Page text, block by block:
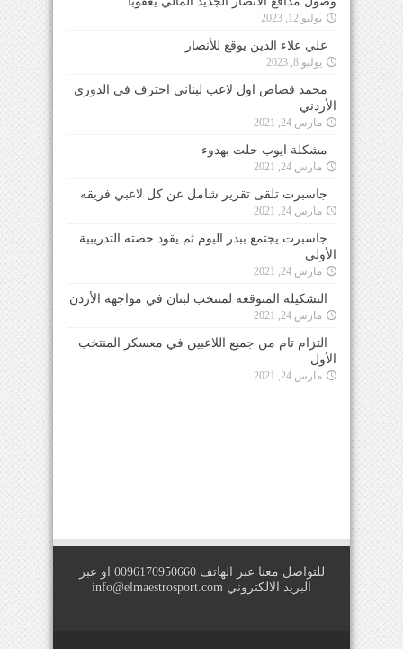
يوليو 12, 2023
علي علاء الدين يوقع للأنصار
يوليو 8, 2023
محمد قصاص اول لاعب لبناني احترف في الدوري
الأردني
مارس 24, 2021
مشكلة ايوب حلت بهدوء
مارس 24, 2021
جاسبرت تلقى تقرير شامل عن كل لاعبي فريقه
مارس 24, 2021
جاسبرت يجتمع ببدر اليوم ثم يقود حصته التدريبية
الأولى
مارس 24, 2021
التشكيلة المتوقعة لمنتخب لبنان في مواجهة الأردن
مارس 24, 2021
التزام تام من جميع اللاعبين في معسكر المنتخب
الأول
مارس 24, 2021
للتواصل معنا عبر الهاتف 0096170950660 او عبر
البريد الالكتروني info@elmaestrosport.com